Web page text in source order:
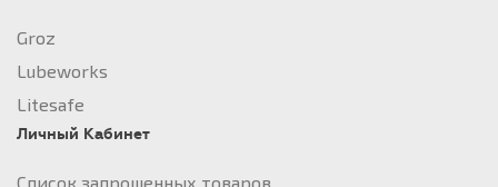
Groz
Lubeworks
Litesafe
Личный Кабинет
Список запрошенных товаров